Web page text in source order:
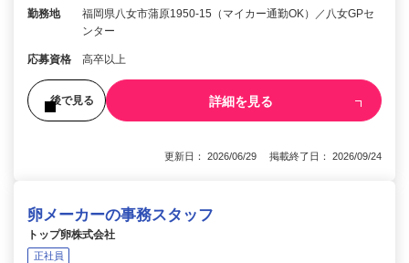
勤務地
福岡県八女市蒲原1950-15（マイカー通勤OK）／八女GPセ
ンター
応募資格 高卒以上
後で見る 詳細を見る
更新日： 2026/06/29 掲載終了日： 2026/09/24
卵メーカーの事務スタッフ
トップ卵株式会社
正社員